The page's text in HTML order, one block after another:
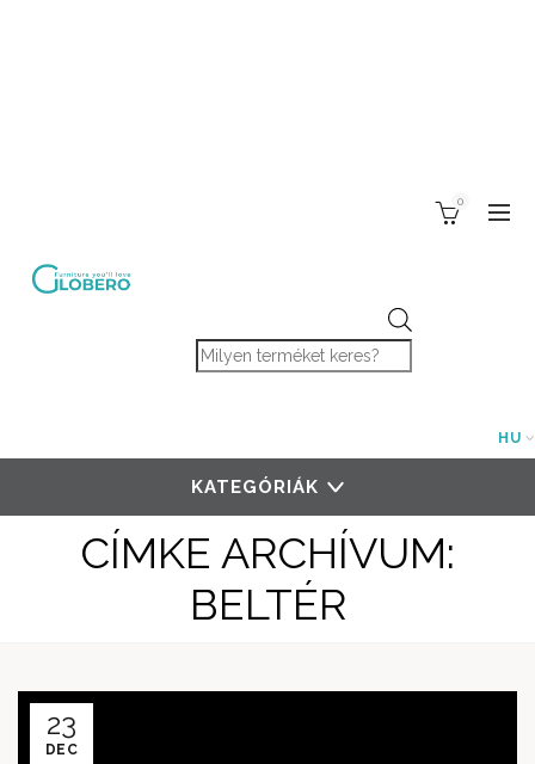
Products search
0
HU
KATEGÓRIÁK
CÍMKE ARCHÍVUM:
BELTÉR
23
DEC